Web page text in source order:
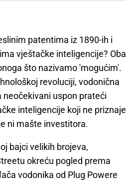
patentima iz 1890-ih i
vještačke inteligencije? Oba
što nazivamo 'mogućim'.
revoluciji, vodonična
neočekivani uspon prateći
inteligencije koji ne priznaje
ni mašte investitora.
bajci velikih brojeva,
okreću pogled prema
vodonika od Plug Powere